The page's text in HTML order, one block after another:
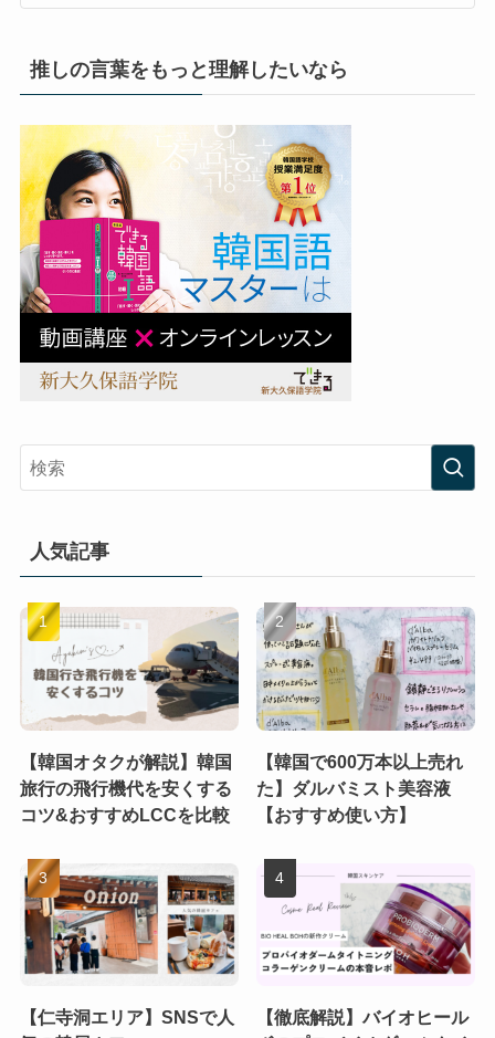
推しの言葉をもっと理解したいなら
人気記事
【韓国オタクが解説】韓国
旅行の飛行機代を安くする
コツ&おすすめLCCを比較
【韓国で600万本以上売れ
た】ダルバミスト美容液
【おすすめ使い方】
【仁寺洞エリア】SNSで人
【徹底解説】バイオヒール